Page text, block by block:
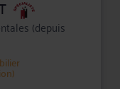
(depuis